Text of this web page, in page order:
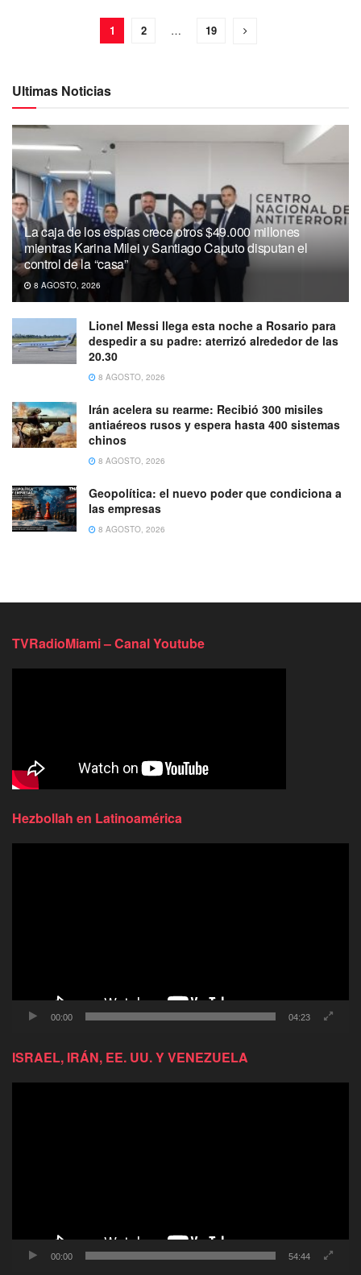
1 2 … 19
Ultimas Noticias
La caja de los espías crece otros $49.000 millones
mientras Karina Milei y Santiago Caputo disputan el
control de la “casa”
8 AGOSTO, 2026
Lionel Messi llega esta noche a Rosario para
despedir a su padre: aterrizó alrededor de las
20.30
8 AGOSTO, 2026
Irán acelera su rearme: Recibió 300 misiles
antiaéreos rusos y espera hasta 400 sistemas
chinos
8 AGOSTO, 2026
Geopolítica: el nuevo poder que condiciona a
las empresas
8 AGOSTO, 2026
TVRadioMiami – Canal Youtube
Hezbollah en Latinoamérica
00:00 04:23
ISRAEL, IRÁN, EE. UU. Y VENEZUELA
00:00 54:44